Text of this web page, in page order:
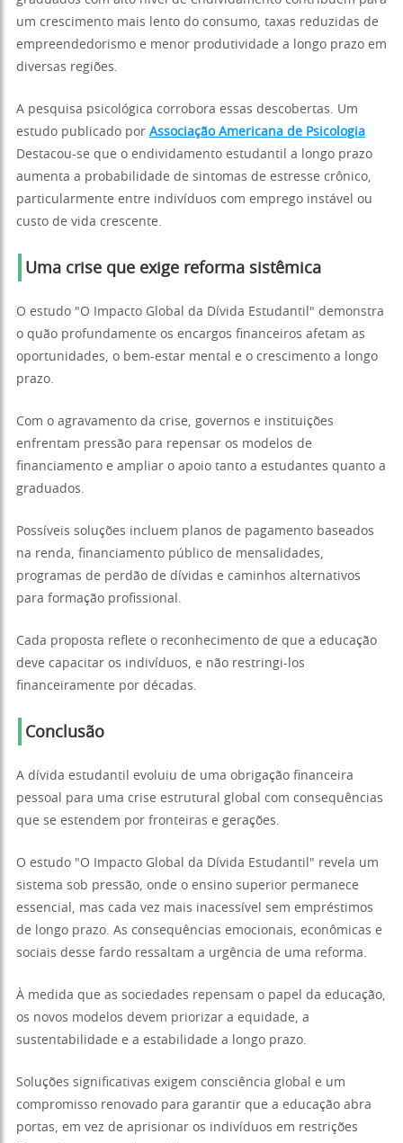
um crescimento mais lento do consumo, taxas reduzidas de
empreendedorismo e menor produtividade a longo prazo em
diversas regiões.
A pesquisa psicológica corrobora essas descobertas. Um
estudo publicado por Associação Americana de Psicologia
Destacou-se que o endividamento estudantil a longo prazo
aumenta a probabilidade de sintomas de estresse crônico,
particularmente entre indivíduos com emprego instável ou
custo de vida crescente.
Uma crise que exige reforma sistêmica
O estudo "O Impacto Global da Dívida Estudantil" demonstra
o quão profundamente os encargos financeiros afetam as
oportunidades, o bem-estar mental e o crescimento a longo
prazo.
Com o agravamento da crise, governos e instituições
enfrentam pressão para repensar os modelos de
financiamento e ampliar o apoio tanto a estudantes quanto a
graduados.
Possíveis soluções incluem planos de pagamento baseados
na renda, financiamento público de mensalidades,
programas de perdão de dívidas e caminhos alternativos
para formação profissional.
Cada proposta reflete o reconhecimento de que a educação
deve capacitar os indivíduos, e não restringi-los
financeiramente por décadas.
Conclusão
A dívida estudantil evoluiu de uma obrigação financeira
pessoal para uma crise estrutural global com consequências
que se estendem por fronteiras e gerações.
O estudo "O Impacto Global da Dívida Estudantil" revela um
sistema sob pressão, onde o ensino superior permanece
essencial, mas cada vez mais inacessível sem empréstimos
de longo prazo. As consequências emocionais, econômicas e
sociais desse fardo ressaltam a urgência de uma reforma.
À medida que as sociedades repensam o papel da educação,
os novos modelos devem priorizar a equidade, a
sustentabilidade e a estabilidade a longo prazo.
Soluções significativas exigem consciência global e um
compromisso renovado para garantir que a educação abra
portas, em vez de aprisionar os indivíduos em restrições